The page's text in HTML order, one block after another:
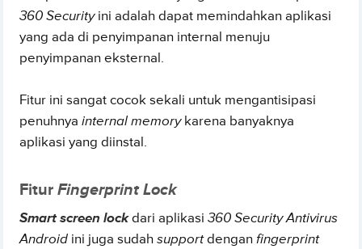
360 Securityini adalah dapat memindahkan aplikasi
yang ada di penyimpanan internal menuju
penyimpanan eksternal.
Fitur ini sangat cocok sekali untuk mengantisipasi
penuhnyainternal memorykarena banyaknya
aplikasi yang diinstal.
FiturFingerprint Lock
Smart screen lockdari aplikasi360 Security Antivirus
Android ini juga sudahsupportdenganfingerprint